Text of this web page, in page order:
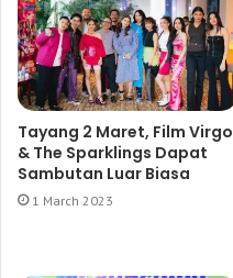
Tayang 2 Maret, Film Virgo
& The Sparklings Dapat
Sambutan Luar Biasa
1 March 2023